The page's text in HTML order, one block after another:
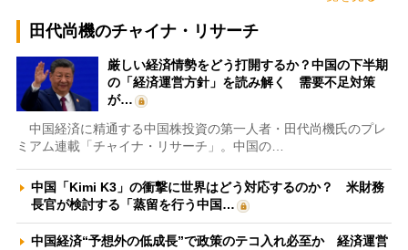
田代尚機のチャイナ・リサーチ
厳しい経済情勢をどう打開するか？中国の下半期
の「経済運営方針」を読み解く 需要不足対策
が…
中国経済に精通する中国株投資の第一人者・田代尚機氏のプレ
ミアム連載「チャイナ・リサーチ」。中国の…
中国「Kimi K3」の衝撃に世界はどう対応するのか？ 米財務
長官が検討する「蒸留を行う中国…
中国経済“予想外の低成長”で政策のテコ入れ必至か 経済運営